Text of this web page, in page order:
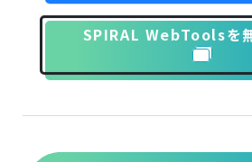
SPIRAL WebToolsを